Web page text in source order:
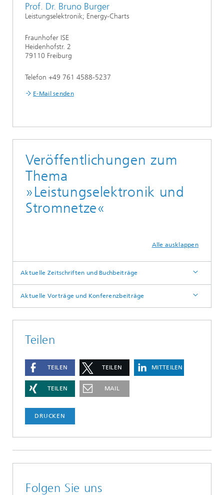
Prof. Dr. Bruno Burger
Leistungselektronik; Energy-Charts
Fraunhofer ISE
Heidenhofstr. 2
79110 Freiburg
Telefon +49 761 4588-5237
E-Mail senden
Veröffentlichungen zum
Thema
»Leistungselektronik und
Stromnetze«
Alle ausklappen
Aktuelle Zeitschriften und Buchbeiträge
Aktuelle Vorträge und Konferenzbeiträge
Teilen
TEILEN TEILEN MITTEILEN
TEILEN MAIL
DRUCKEN
Folgen Sie uns